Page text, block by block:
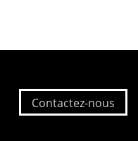
Contactez-nous